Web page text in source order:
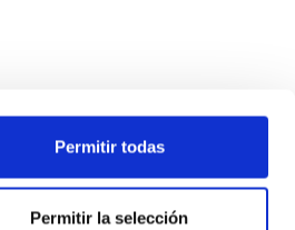
Permitir todas
Permitir la selección